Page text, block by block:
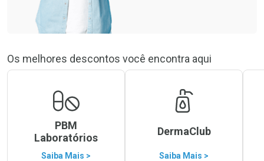
Os melhores descontos você encontra aqui
PBM
Laboratórios
Saiba Mais >
DermaClub
Saiba Mais >